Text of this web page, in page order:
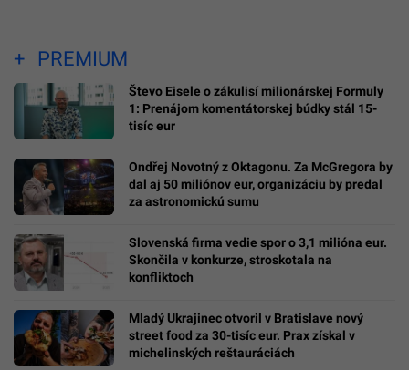
PREMIUM
Števo Eisele o zákulisí milionárskej Formuly
1: Prenájom komentátorskej búdky stál 15-
tisíc eur
Ondřej Novotný z Oktagonu. Za McGregora by
dal aj 50 miliónov eur, organizáciu by predal
za astronomickú sumu
Slovenská firma vedie spor o 3,1 milióna eur.
Skončila v konkurze, stroskotala na
konfliktoch
Mladý Ukrajinec otvoril v Bratislave nový
street food za 30-tisíc eur. Prax získal v
michelinských reštauráciách